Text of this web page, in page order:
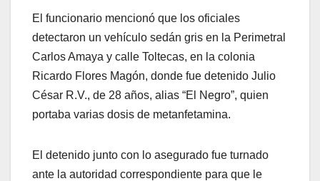
El funcionario mencionó que los oficiales
detectaron un vehículo sedán gris en la Perimetral
Carlos Amaya y calle Toltecas, en la colonia
Ricardo Flores Magón, donde fue detenido Julio
César R.V., de 28 años, alias “El Negro”, quien
portaba varias dosis de metanfetamina.
El detenido junto con lo asegurado fue turnado
ante la autoridad correspondiente para que le